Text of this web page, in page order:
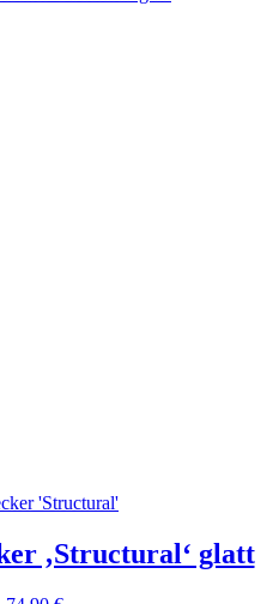
'Structural'
‚Structural‘ glatt